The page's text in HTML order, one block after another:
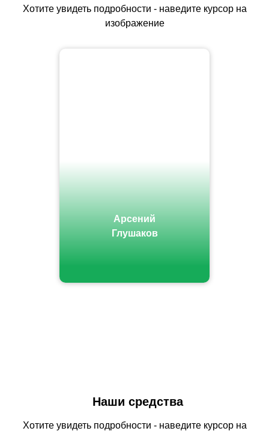
Хотите увидеть подробности - наведите курсор на
изображение
Арсений
Глушаков
Наши средства
Хотите увидеть подробности - наведите курсор на